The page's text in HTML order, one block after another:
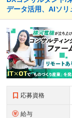
データ活用、AIソリ
応募資格
給与